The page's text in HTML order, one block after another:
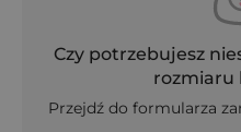
Czy potrzebujesz
rozmiaru
Przejdź do formularza